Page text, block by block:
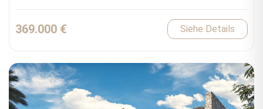
369.000 € Siehe Details